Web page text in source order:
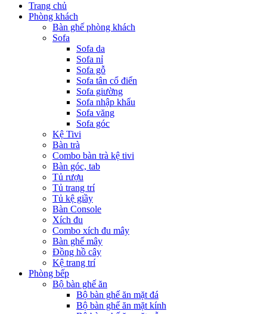
Trang chủ
Phòng khách
Bàn ghế phòng khách
Sofa
Sofa da
Sofa nỉ
Sofa gỗ
Sofa tân cổ điển
Sofa giường
Sofa nhập khẩu
Sofa văng
Sofa góc
Kệ Tivi
Bàn trà
Combo bàn trà kệ tivi
Bàn góc, tab
Tủ rượu
Tủ trang trí
Tủ kệ giầy
Bàn Console
Xích đu
Combo xích đu mây
Bàn ghế mây
Đồng hồ cây
Kệ trang trí
Phòng bếp
Bộ bàn ghế ăn
Bộ bàn ghế ăn mặt đá
Bộ bàn ghế ăn mặt kính